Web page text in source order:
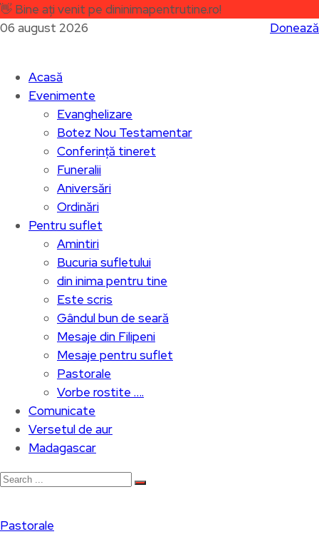
👋 Bine ați venit pe dininimapentrutine.ro!
06 august 2026
Donează
Acasă
Evenimente
Evanghelizare
Botez Nou Testamentar
Conferință tineret
Funeralii
Aniversări
Ordinări
Pentru suflet
Amintiri
Bucuria sufletului
din inima pentru tine
Este scris
Gândul bun de seară
Mesaje din Filipeni
Mesaje pentru suflet
Pastorale
Vorbe rostite ….
Comunicate
Versetul de aur
Madagascar
Pastorale